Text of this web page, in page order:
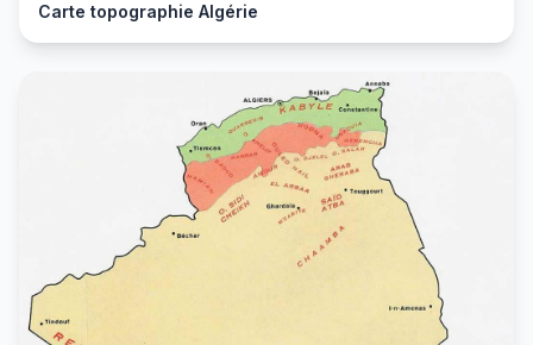
Carte topographie Algérie